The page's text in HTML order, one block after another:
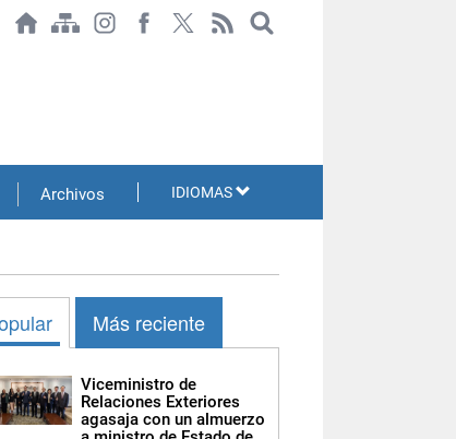
Archivos IDIOMAS
Más reciente
Viceministro de
Relaciones Exteriores
agasaja con un almuerzo